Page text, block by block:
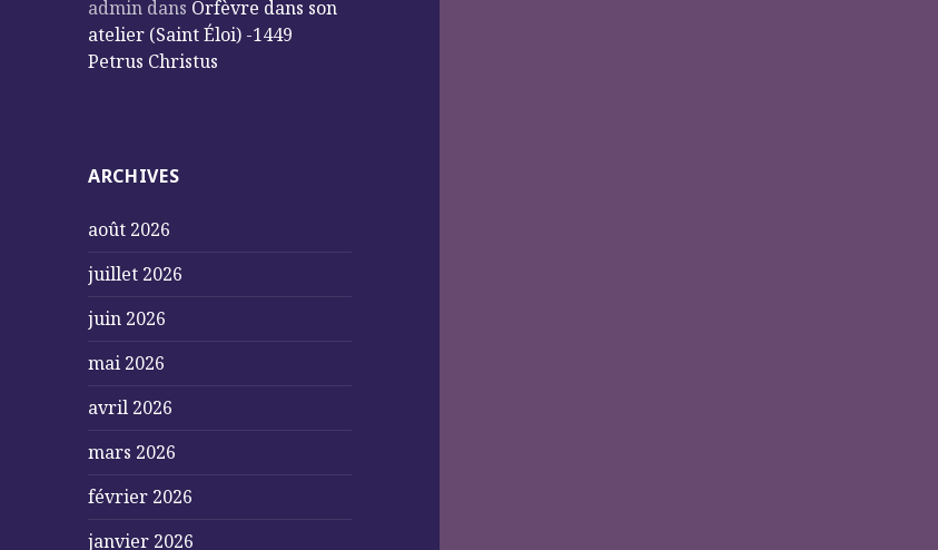
admin dans Orfèvre dans son
atelier (Saint Éloi) -1449
Petrus Christus
ARCHIVES
août 2026
juillet 2026
juin 2026
mai 2026
avril 2026
mars 2026
février 2026
janvier 2026